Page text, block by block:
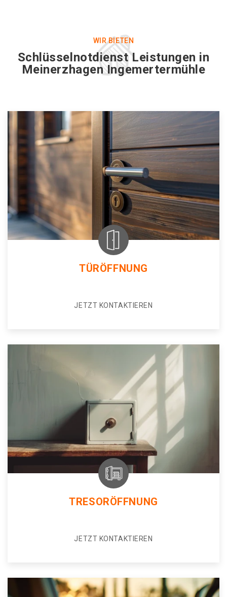
WIR BIETEN
Schlüsselnotdienst Leistungen in
Meinerzhagen Ingemertermühle
TÜRÖFFNUNG
JETZT KONTAKTIEREN
TRESORÖFFNUNG
JETZT KONTAKTIEREN